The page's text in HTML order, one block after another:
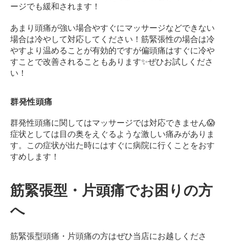
ージでも緩和されます！
あまり頭痛が強い場合やすぐにマッサージなどできない
場合は冷やして対応してください！ 筋緊張性の場合は冷
やすより温めることが有効的ですが偏頭痛はすぐに冷や
すことで改善されることもあります✨ぜひお試しくださ
い！
群発性頭痛
群発性頭痛に関してはマッサージでは対応できません😱
症状としては目の奥をえぐるような激しい痛みがありま
す。
この症状が出た時にはすぐに病院に行くことをおす
すめします！
筋緊張型・片頭痛でお困りの方
へ
筋緊張型頭痛・片頭痛の方はぜひ当店にお越しくださ